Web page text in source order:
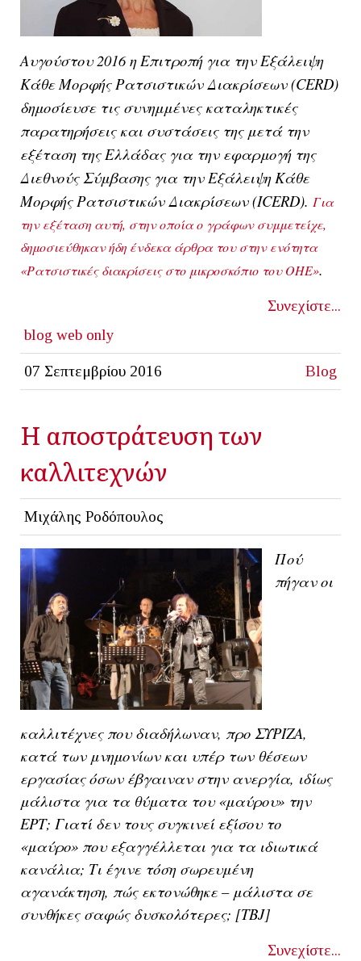
Αυγούστου 2016 η Επιτροπή για την Εξάλειψη
Κάθε Μορφής Ρατσιστικών Διακρίσεων(CERD)
δημοσίευσε τις συνημμένες καταληκτικές
παρατηρήσεις και συστάσεις της μετά την
εξέταση της Ελλάδαςγια την εφαρμογή της
Διεθνούς Σύμβασης για την Εξάλειψη Κάθε
Μορφής Ρατσιστικών Διακρίσεων(ICERD). Για
την εξέταση αυτή, στην οποία ο γράφων συμμετείχε,
δημοσιεύθηκαν ήδη ένδεκα άρθρα του στην ενότητα
«Ρατσιστικές διακρίσεις στο μικροσκόπιο του ΟΗΕ».
Συνεχίστε...
blog web only
07 Σεπτεμβρίου 2016 Blog
Η αποστράτευση των
καλλιτεχνών
Μιχάλης Ροδόπουλος
Πού
πήγαν οι
καλλιτέχνες που διαδήλωναν, προ ΣΥΡΙΖΑ,
κατά των μνημονίων και υπέρ των θέσεων
εργασίας όσων έβγαιναν στην ανεργία, ιδίως
μάλιστα για τα θύματα του «μαύρου» την
ΕΡΤ; Γιατί δεν τους συγκινεί εξίσου το
«μαύρο» που εξαγγέλλεται για τα ιδιωτικά
κανάλια; Τι έγινε τόση σωρευμένη
αγανάκτηση, πώς εκτονώθηκε – μάλιστα σε
συνθήκες σαφώς δυσκολότερες; [TBJ]
Συνεχίστε...